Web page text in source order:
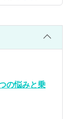
の悩みと乗